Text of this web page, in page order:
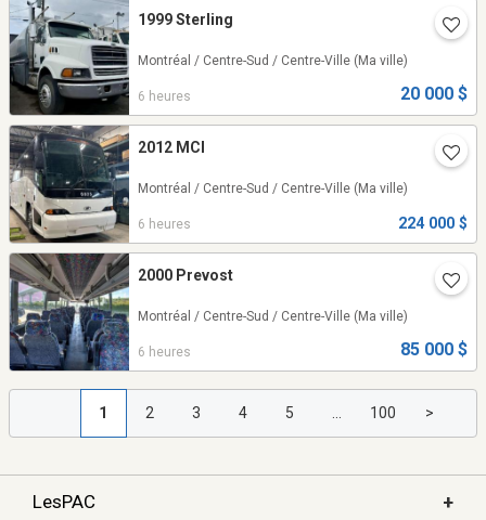
1999 Sterling
Montréal / Centre-Sud / Centre-Ville (Ma ville)
6 heures 20 000 $
2012 MCI
Montréal / Centre-Sud / Centre-Ville (Ma ville)
6 heures 224 000 $
2000 Prevost
Montréal / Centre-Sud / Centre-Ville (Ma ville)
6 heures 85 000 $
1 2 3 4 5 100 >
LesPAC +